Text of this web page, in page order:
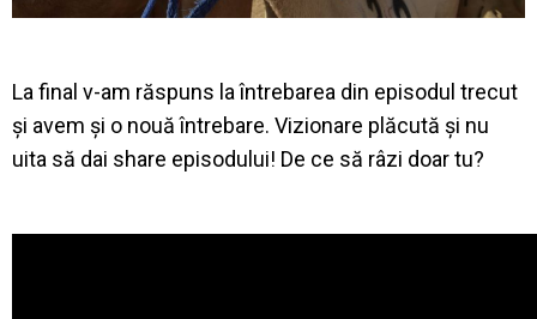
La final v-am răspuns la întrebarea din episodul trecut
și avem și o nouă întrebare. Vizionare plăcută și nu
uita să dai share episodului! De ce să râzi doar tu?